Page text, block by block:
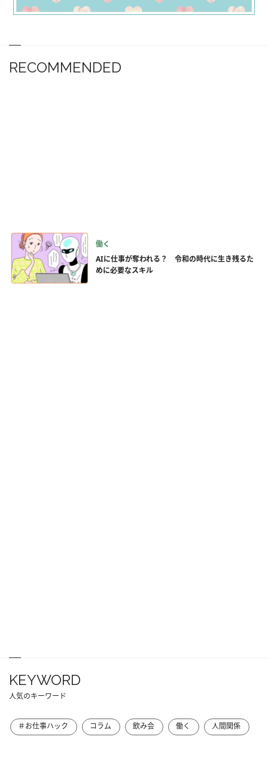
RECOMMENDED
働く
AIに仕事が奪われる？ 令和の時代に生き残るた
めに必要なスキル
KEYWORD
人気のキーワード
＃お仕事ハック コラム 飲み会 働く 人間関係